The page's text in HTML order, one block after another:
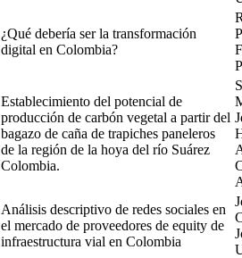
¿Qué debería ser la transformación
digital en Colombia?
Establecimiento del potencial de
producción de carbón vegetal a partir del
bagazo de caña de trapiches paneleros
de la región de la hoya del río Suárez
Colombia.
Análisis descriptivo de redes sociales en
el mercado de proveedores de equity de
infraestructura vial en Colombia